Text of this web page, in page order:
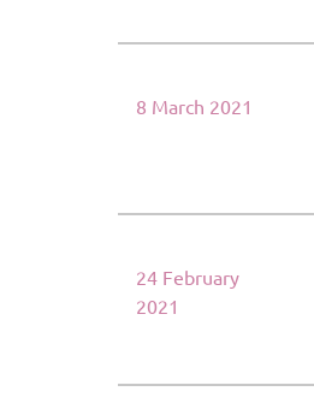
8 March 2021
24 February
2021